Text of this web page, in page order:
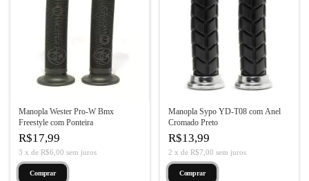
Manopla Wester Pro-W Bmx
Freestyle com Ponteira
R$17,99
3 x de R$6,00 sem juros
Manopla Sypo YD-T08 com Anel
Cromado Preto
R$13,99
2 x de R$7,00 sem juros